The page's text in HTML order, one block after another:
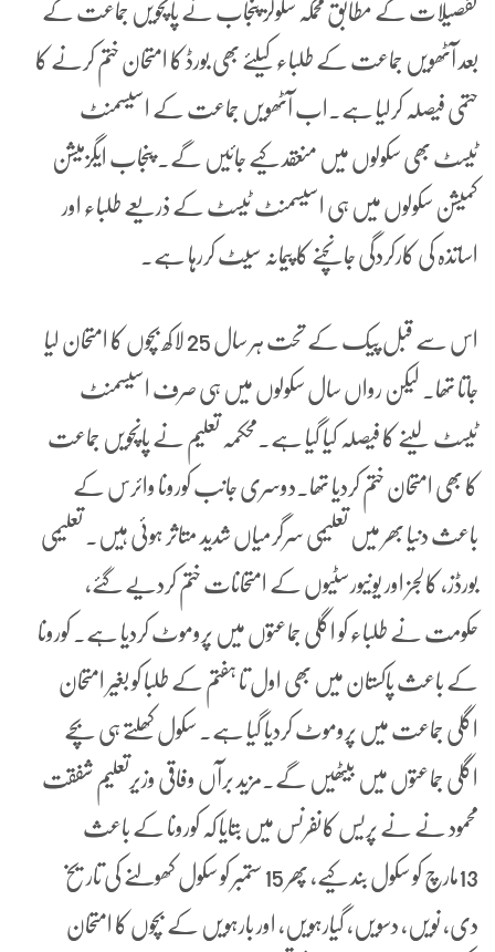
تفصیلات کے مطابق محمکہ سکولز پنجاب نے پانچویں جماعت کے
بعد آٹھویں جماعت کے طلباء کیلئے بھی بورڈ کا امتحان ختم کرنے کا
حتمی فیصلہ کرلیا ہے۔اب آٹھویں جماعت کے اسیسمنٹ
ٹیسٹ بھی سکولوں میں منعقد کیے جائیں گے۔ پنجاب ایگزمیشن
کمیشن سکولوں میں ہی اسیسمنٹ ٹیسٹ کے ذریعے طلباء اور
اساتذہ کی کارکردگی جانچنے کا پیمانہ سیٹ کررہا ہے۔
اس سے قبل پیک کے تحت ہر سال 25 لاکھ بچوں کا امتحان لیا
جاتا تھا۔ لیکن رواں سال سکولوں میں ہی صرف اسیسمنٹ
ٹیسٹ لینے کا فیصلہ کیا گیا ہے۔محکمہ تعلیم نے پانچویں جماعت
کا بھی امتحان ختم کردیا تھا۔دوسری جانب کورونا وائرس کے
باعث دنیا بھر میں تعلیمی سرگرمیاں شدید متاثر ہوئی ہیں۔ تعلیمی
بورڈز، کالجز اور یونیورسٹیوں کے امتحانات ختم کردیے گئے،
حکومت نے طلباء کو اگلی جماعتوں میں پروموٹ کردیا ہے۔ کورونا
کے باعث پاکستان میں بھی اول تا ہفتم کے طلبا کو بغیر امتحان
اگلی جماعت میں پروموٹ کردیا گیا ہے۔ سکول کھلتے ہی بچے
اگلی جماعتوں میں بیٹھیں گے۔مزید برآں وفاقی وزیرتعلیم شفقت
محمود نے نے پریس کانفرنس میں بتایا کہ کورونا کے باعث
13مارچ کو سکول بند کیے، پھر 15 ستمبر کو سکول کھولنے کی تاریخ
دی، نویں، دسویں، گیارہویں، اور بارہویں کے بچوں کا امتحان